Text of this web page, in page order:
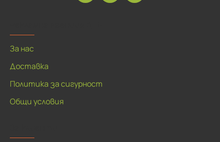
За нас
Доставка
Политика за сигурност
Общи условия